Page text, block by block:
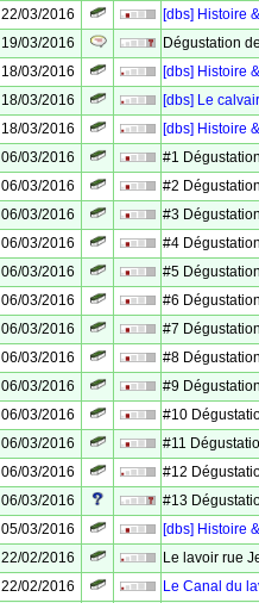
22/03/2016
[dbs] Histoire
19/03/2016
Dégustation
18/03/2016
[dbs] Histoire
18/03/2016
[dbs] Le
18/03/2016
[dbs] Histoire
06/03/2016
#1
06/03/2016
#2
06/03/2016
#3
06/03/2016
#4
06/03/2016
#5
06/03/2016
#6
06/03/2016
#7
06/03/2016
#8
06/03/2016
#9
06/03/2016
#10
06/03/2016
#11
06/03/2016
#12
06/03/2016
#13
05/03/2016
[dbs] Histoire
22/02/2016
Le lavoir rue
22/02/2016
Le Canal du